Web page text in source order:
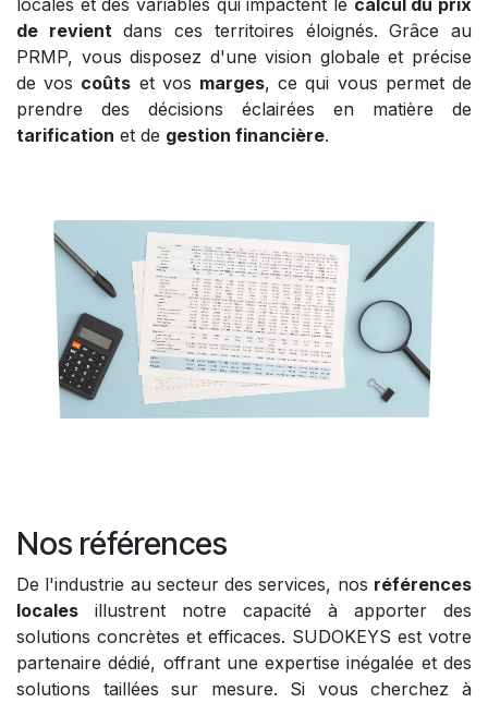
locales et des variables qui impactent le calcul du prix
de revientdans ces territoires éloignés. Grâce au
PRMP, vous disposez d'une vision globale et précise
de vos coûts et vos marges, ce qui vous permet de
prendre des décisions éclairées en matière de
tarification et de gestion financière.
Nos références
De l'industrie au secteur des services, nos références
locales illustrent notre capacité à apporter des
solutions concrètes et efficaces. SUDOKEYS est votre
partenaire dédié, offrant une expertise inégalée et des
solutions taillées sur mesure. Si vous cherchez à